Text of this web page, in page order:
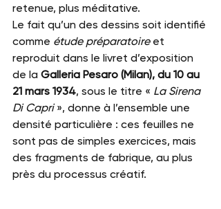
retenue, plus méditative.
Le fait qu’un des dessins soit identifié
comme étude préparatoire et
reproduit dans le livret d’exposition
de la Galleria Pesaro (Milan), du 10 au
21 mars 1934, sous le titre « La Sirena
Di Capri », donne à l’ensemble une
densité particulière : ces feuilles ne
sont pas de simples exercices, mais
des fragments de fabrique, au plus
près du processus créatif.